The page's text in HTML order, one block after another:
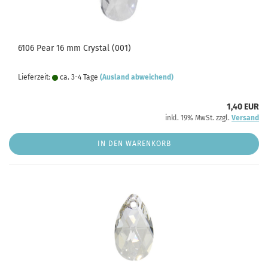
6106 Pear 16 mm Crystal (001)
Lieferzeit: ca. 3-4 Tage (Ausland abweichend)
1,40 EUR
inkl. 19% MwSt. zzgl. Versand
IN DEN WARENKORB